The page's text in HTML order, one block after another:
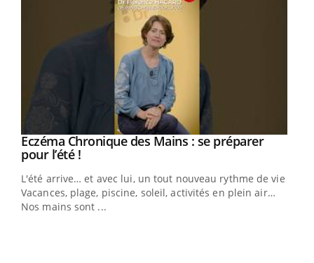
Youtube
Eczéma Chronique des Mains : se préparer
pour l’été !Youtube
L'été arrive… et avec lui, un tout nouveau rythme de vie !
Vacances, plage, piscine, soleil, activités en plein air…
Nos mains sont ...